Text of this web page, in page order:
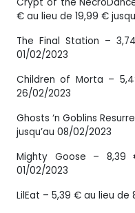
€ au lieu de 19,99 €
The Final Station –
01/02/2023
Children of Morta –
26/02/2023
Ghosts ‘n Goblins
jusqu’au 08/02/2023
Mighty Goose – 8,39
01/02/2023
LilEat – 5,39 € au lieu de